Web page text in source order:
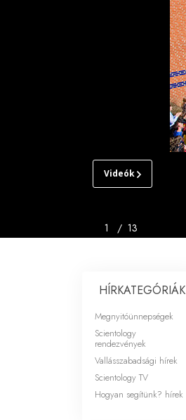
Videók
MALMŐI
BEMUTATÓ
1 / 13
HÍRKATEGÓRIÁK
Megnyitóünnepségek
Scientology
rendezvények
Vallásszabadsági hírek
Scientology TV
Hogyan segítünk? hírek